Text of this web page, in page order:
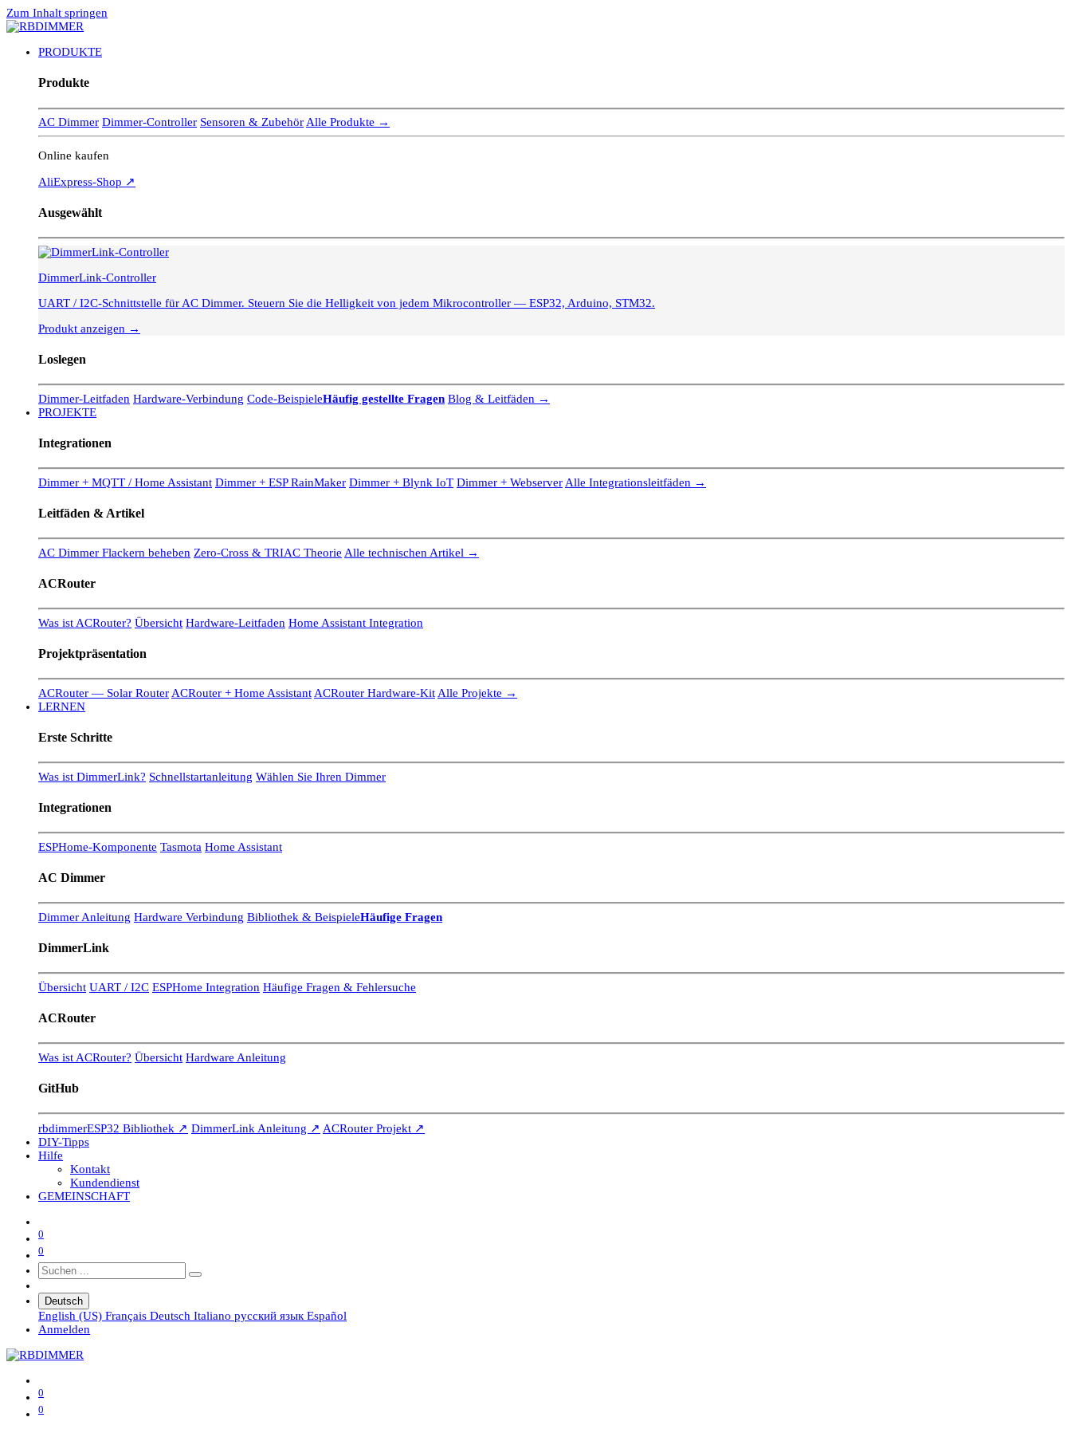
Zum Inhalt springen
PRODUKTE
Produkte
AC Dimmer Dimmer-Controller Sensoren & Zubehör Alle Produkte →
Online kaufen
AliExpress-Shop ↗
Ausgewählt
DimmerLink-Controller
UART / I2C-Schnittstelle für AC Dimmer. Steuern Sie die Helligkeit von jedem Mikrocontroller — ESP32, Arduino, STM32.
Produkt anzeigen →
Loslegen
Dimmer-Leitfaden Hardware-Verbindung Code-BeispieleHäufig gestellte Fragen Blog & Leitfäden →
PROJEKTE
Integrationen
Dimmer + MQTT / Home Assistant Dimmer + ESP RainMaker Dimmer + Blynk IoT Dimmer + Webserver Alle Integrationsleitfäden →
Leitfäden & Artikel
AC Dimmer Flackern beheben Zero-Cross & TRIAC Theorie Alle technischen Artikel →
ACRouter
Was ist ACRouter? Übersicht Hardware-Leitfaden Home Assistant Integration
Projektpräsentation
ACRouter — Solar Router ACRouter + Home Assistant ACRouter Hardware-Kit Alle Projekte →
LERNEN
Erste Schritte
Was ist DimmerLink? Schnellstartanleitung Wählen Sie Ihren Dimmer
Integrationen
ESPHome-Komponente Tasmota Home Assistant
AC Dimmer
Dimmer Anleitung Hardware Verbindung Bibliothek & BeispieleHäufige Fragen
DimmerLink
Übersicht UART / I2C ESPHome Integration Häufige Fragen & Fehlersuche
ACRouter
Was ist ACRouter? Übersicht Hardware Anleitung
GitHub
rbdimmerESP32 Bibliothek ↗ DimmerLink Anleitung ↗ ACRouter Projekt ↗
DIY-Tipps
Hilfe
Kontakt
Kundendienst
GEMEINSCHAFT
0
0
Deutsch
English (US) Français Deutsch Italiano русский язык Español
Anmelden
0
0